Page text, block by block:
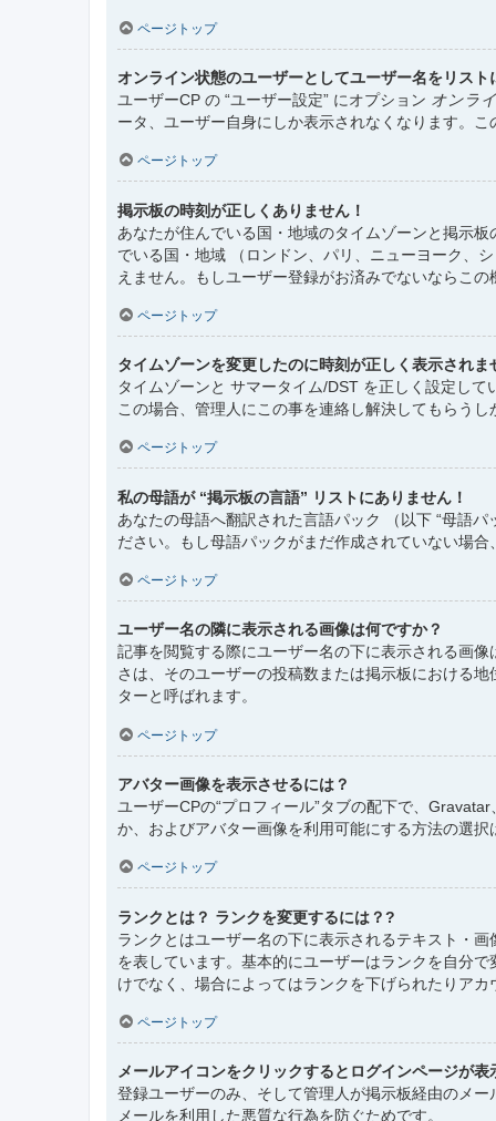
ページトップ
オンライン状態のユーザーとしてユーザー名をリスト
ユーザーCP の “ユーザー設定” にオプション オンラ
ータ、ユーザー自身にしか表示されなくなります。
ページトップ
掲示板の時刻が正しくありません！
あなたが住んでいる国・地域のタイムゾーンと掲示
でいる国・地域 （ロンドン、パリ、ニューヨーク、
えません。もしユーザー登録がお済みでないならこの
ページトップ
タイムゾーンを変更したのに時刻が正しく表示されま
タイムゾーンと サマータイム/DST を正しく設定し
この場合、管理人にこの事を連絡し解決してもらうし
ページトップ
私の母語が “掲示板の言語” リストにありません！
あなたの母語へ翻訳された言語パック （以下 “母語
ださい。もし母語パックがまだ作成されていない場
ページトップ
ユーザー名の隣に表示される画像は何ですか？
記事を閲覧する際にユーザー名の下に表示される画
さは、そのユーザーの投稿数または掲示板における
ターと呼ばれます。
ページトップ
アバター画像を表示させるには？
ユーザーCPの“プロフィール”タブの配下で、
か、およびアバター画像を利用可能にする方法の選
ページトップ
ランクとは？ ランクを変更するには？?
ランクとはユーザー名の下に表示されるテキスト・
を表しています。基本的にユーザーはランクを自分
けでなく、場合によってはランクを下げられたりアカ
ページトップ
メールアイコンをクリックするとログインページが表
登録ユーザーのみ、そして管理人が掲示板経由のメ
メールを利用した悪質な行為を防ぐためです。